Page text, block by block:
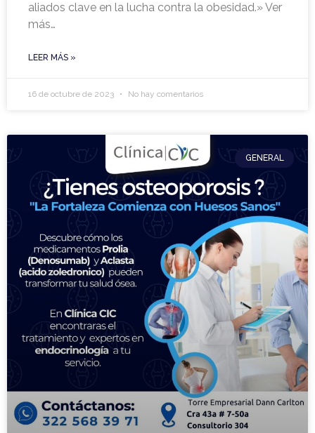
aliados clave en la lucha contra la obesidad.» Ver
más…
LEER MÁS »
16 de octubre de 2023 No hay comentarios
GENERAL